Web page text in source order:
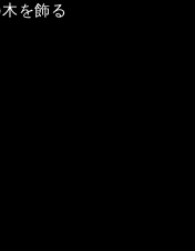
を飾る